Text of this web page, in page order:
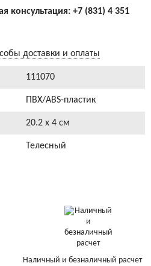
консультация: +7 (831) 4 351
доставки и оплаты
111070
ПВХ/ABS-пластик
20.2 x 4 см
Телесный
Наличный и безналичный расчет